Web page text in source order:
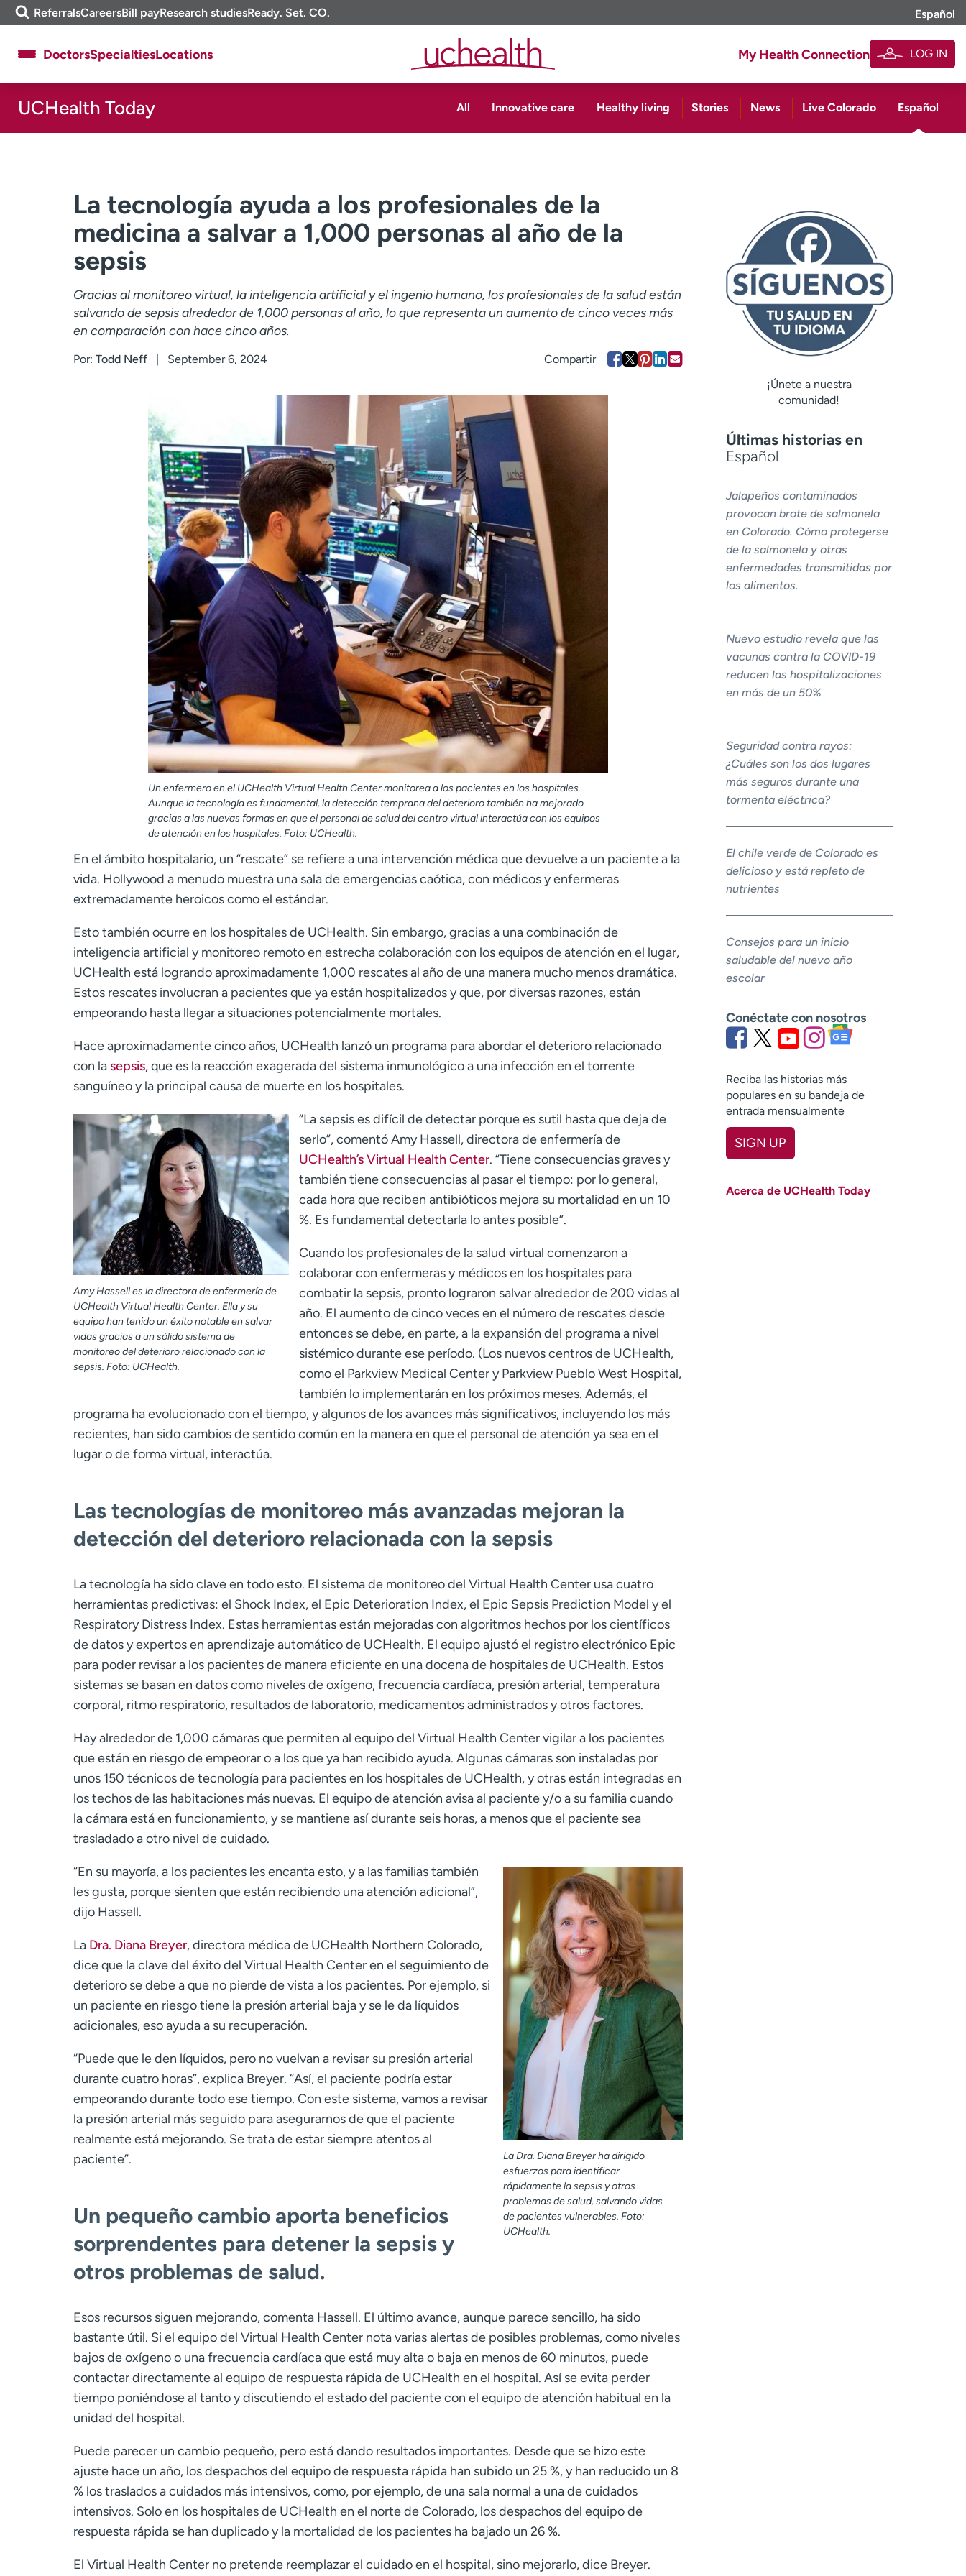
Skip
to
m
e
i
ReferralsCareersBill payResearch studiesReady. Set. CO. Español
About UCHealth
Ready. Set. CO.
Clinical trials
News & stories
DoctorsSpecialtiesLocations My Health Connection LOG IN
UCHealth Today All Innovative care Healthy living Stories News Live Colorado Español
La tecnología ayuda a los profesionales de la
medicina a salvar a 1,000 personas al año de la
sepsis
Gracias al monitoreo virtual, la inteligencia artificial y el ingenio humano, los profesionales de la salud están
salvando de sepsis alrededor de 1,000 personas al año, lo que representa un aumento de cinco veces más
en comparación con hace cinco años.
Por: Todd Neff September 6, 2024
Un enfermero en el UCHealth Virtual Health Center monitorea a los pacientes en los hospitales.
Aunque la tecnología es fundamental, la detección temprana del deterioro también ha mejorado
gracias a las nuevas formas en queel personal de saluddel centro virtual interactúa con los equipos
de atención en los hospitales. Foto: UCHealth.
En el ámbito hospitalario, un “rescate” se refiere a una intervención médica que devuelve a un paciente a la
vida. Hollywood a menudo muestra una sala de emergencias caótica, con médicos y enfermeras
extremadamente heroicos como el estándar.
Esto también ocurre en los hospitales de UCHealth. Sin embargo, gracias a una combinación de
inteligencia artificial y monitoreo remoto en estrecha colaboración con los equipos de atención en el lugar,
UCHealth está logrando aproximadamente 1,000 rescates al año de una manera mucho menos dramática.
Estos rescates involucran a pacientes que ya están hospitalizados y que, por diversas razones, están
empeorando hasta llegar a situaciones potencialmente mortales.
Hace aproximadamente cinco años, UCHealth lanzó un programa para abordar el deterioro relacionado
con lasepsis, que es la reacción exagerada del sistema inmunológico a una infección en el torrente
sanguíneo y la principal causa de muerte en los hospitales.
Amy Hassell es la directora de enfermería de
UCHealth Virtual Health Center. Ella y su
equipo han tenido un éxito notable en salvar
vidas gracias a un sólido sistema de
monitoreo del deterioro relacionado con la
sepsis. Foto: UCHealth.
“La sepsis es difícil de detectar porque es sutil hasta que deja de
serlo”, comentó Amy Hassell, directora de enfermería de
UCHealth’s Virtual Health Center. “Tiene consecuencias graves y
también tiene consecuencias al pasar el tiempo: por lo general,
cada hora que reciben antibióticos mejora su mortalidad en un 10
%. Es fundamental detectarla lo antes posible”.
Cuando los profesionales de la salud virtual comenzaron a
colaborar con enfermeras y médicos en los hospitales para
combatir la sepsis, pronto lograron salvar alrededor de 200 vidas al
año. El aumento de cinco veces en el número de rescates desde
entonces se debe, en parte, a la expansión del programa a nivel
sistémico durante ese período. (Los nuevos centros de UCHealth,
como el Parkview Medical Center y Parkview Pueblo West Hospital,
también lo implementarán en los próximos meses. Además, el
programa ha evolucionado con el tiempo, y algunos de los avances más significativos, incluyendo los más
recientes, han sido cambios de sentido común en la manera en que el personal de atención ya sea en el
lugar o de forma virtual, interactúa.
Las tecnologías de monitoreo más avanzadas mejoran la
detección del deterioro relacionada con la sepsis
La tecnología ha sido clave en todo esto. El sistema de monitoreo del Virtual Health Center usa cuatro
herramientas predictivas: el Shock Index, el Epic Deterioration Index, el Epic Sepsis Prediction Model y el
Respiratory Distress Index. Estas herramientas están mejoradas con algoritmos hechos por los científicos
de datos y expertos en aprendizaje automático de UCHealth. El equipo ajustó el registro electrónico Epic
para poder revisar a los pacientes de manera eficiente en una docena de hospitales de UCHealth. Estos
sistemas se basan en datos como niveles de oxígeno, frecuencia cardíaca, presión arterial, temperatura
corporal, ritmo respiratorio, resultados de laboratorio, medicamentos administrados y otros factores.
Hay alrededor de 1,000 cámaras que permiten al equipo del Virtual Health Center vigilar a los pacientes
que están en riesgo de empeorar o a los que ya han recibido ayuda. Algunas cámaras son instaladas por
unos 150 técnicos de tecnología para pacientes en los hospitales de UCHealth, y otras están integradas en
los techos de las habitaciones más nuevas. El equipo de atención avisa al paciente y/o a su familia cuando
la cámara está en funcionamiento, y se mantiene así durante seis horas, a menos que el paciente sea
trasladado a otro nivel de cuidado.
La Dra. Diana Breyer ha dirigido
esfuerzos para identificar
rápidamente la sepsis y otros
problemas de salud, salvando vidas
de pacientes vulnerables. Foto:
UCHealth.
“En su mayoría, a los pacientes les encanta esto, y a las familias también
les gusta, porque sienten que están recibiendo una atención adicional”,
dijo Hassell.
La Dra. Diana Breyer, directora médica de UCHealth Northern Colorado,
dice que la clave del éxito del Virtual Health Center en el seguimiento de
deterioro se debe a que no pierde de vista a los pacientes. Por ejemplo, si
un paciente en riesgo tiene la presión arterial baja y se le da líquidos
adicionales, eso ayuda a su recuperación.
“Puede que le den líquidos, pero no vuelvan a revisar su presión arterial
durante cuatro horas”, explica Breyer. “Así, el paciente podría estar
empeorando durante todo ese tiempo. Con este sistema, vamos a revisar
la presión arterial más seguido para asegurarnos de que el paciente
realmente está mejorando. Se trata de estar siempre atentos al
paciente”.
Un pequeño cambio aporta beneficios
sorprendentes para detener la sepsis y
otros problemas de salud.
Esos recursos siguen mejorando, comenta Hassell. El último avance, aunque parece sencillo, ha sido
bastante útil. Si el equipo del Virtual Health Center nota varias alertas de posibles problemas, como niveles
bajos de oxígeno o una frecuencia cardíaca que está muy alta o baja en menos de 60 minutos, puede
contactar directamente al equipo de respuesta rápida de UCHealth en el hospital. Así se evita perder
tiempo poniéndose al tanto y discutiendo el estado del paciente con el equipo de atención habitual en la
unidad del hospital.
Puede parecer un cambio pequeño, pero está dando resultados importantes. Desde que se hizo este
ajuste hace un año, los despachos del equipo de respuesta rápida han subido un 25 %, y han reducido un 8
% los traslados a cuidados más intensivos, como, por ejemplo, de una sala normal a una de cuidados
intensivos. Solo en los hospitales de UCHealth en el norte de Colorado, los despachos del equipo de
respuesta rápida se han duplicado y la mortalidad de los pacientes ha bajado un 26 %.
El Virtual Health Center no pretende reemplazar el cuidado en el hospital, sino mejorarlo, dice Breyer.
¡Únete a nuestra
comunidad!
Últimas historias en
Español
Jalapeños contaminados
provocan brote de salmonela
en Colorado. Cómo protegerse
de la salmonela y otras
enfermedades transmitidas por
los alimentos.
Nuevo estudio revela que las
vacunas contra la COVID-19
reducen las hospitalizaciones
en más de un 50%
Seguridad contra rayos:
¿Cuáles son los dos lugares
más seguros durante una
tormenta eléctrica?
El chile verde de Colorado es
delicioso y está repleto de
nutrientes
Consejos para un inicio
saludable del nuevo año
escolar
Conéctate con nosotros
Reciba las historias más
populares en su bandeja de
entrada mensualmente
SIGN UP
Last name
Acerca de UCHealth Today